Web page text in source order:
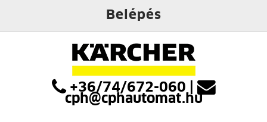
Belépés
+36/74/672-060
cph@cphautomat.hu